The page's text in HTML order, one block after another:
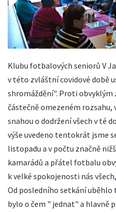
Klubu fotbalových seniorů V
v této zvláštní covidové době
shromáždění". Proti
částečně omezeném rozsahu,
snahou o dodržení všech v té
výše uvedeno tentokrát jsme
listopadu a v počtu značně
kamarádů a přátel fotbalu
k velké spokojenosti nás
Od posledního setkání uběhlo
bylo o čem " jednat" a hlavně